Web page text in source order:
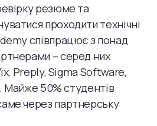
резюме та
проходити технічні
співпрацює з понад
– серед них
Preply, Sigma Software,
50% студентів
через партнерську